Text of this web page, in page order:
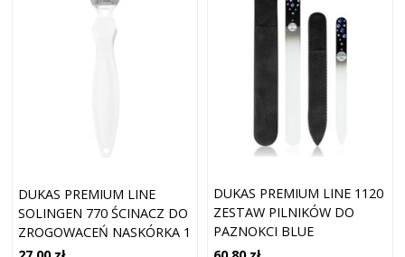
DUKAS PREMIUM LINE
SOLINGEN 770 ŚCINACZ DO
ZROGOWACEŃ NASKÓRKA 1
SZT.
DUKAS PREMIUM LINE 1120
ZESTAW PILNIKÓW DO
PAZNOKCI BLUE